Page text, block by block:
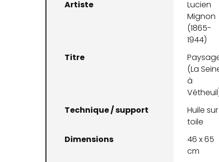
Artiste
Lucien
Mignon
(1865-
1944)
Titre
(La
à
Technique / support
Huile sur
toile
Dimensions
46 x 65
cm